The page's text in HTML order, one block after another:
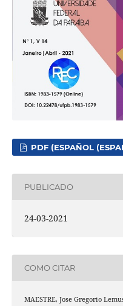
PDF (ESPAÑOL
PUBLICADO
24-03-2021
COMO CITAR
MAESTRE, Jose Gregorio